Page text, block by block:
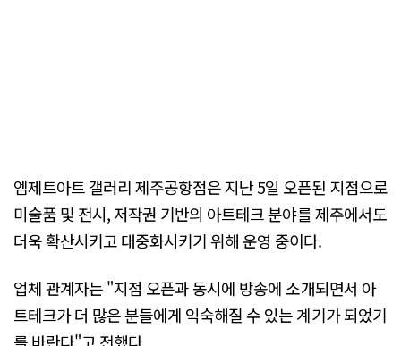
엠제트아트 갤러리 제주공항점은 지난 5일 오픈된 지점으로
미술품 및 전시, 저작권 기반의 아트테크 분야를 제주에서도
더욱 확산시키고 대중화시키기 위해 운영 중이다.
업체 관계자는 "지점 오픈과 동시에 방송에 소개되면서 아
트테크가 더 많은 분들에게 익숙해질 수 있는 계기가 되었기